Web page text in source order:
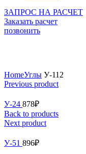
ЗАПРОС НА РАСЧЕТ
Заказать расчет
позвонить
HomeУглы У-112
Previous product
У-24 878₽
Back to products
Next product
У-51 896₽